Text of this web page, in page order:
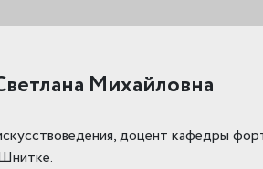
Михайловна
доцент кафедры